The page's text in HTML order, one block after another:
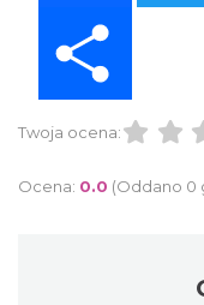
Twoja ocena:
Ocena: 0.0 (Oddano 0